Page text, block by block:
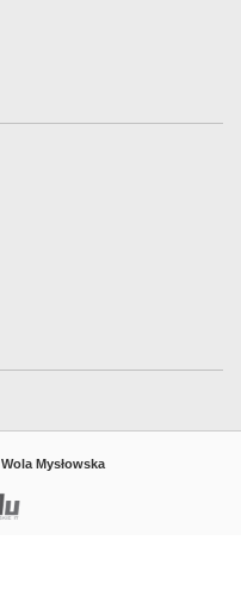
Mysłowska